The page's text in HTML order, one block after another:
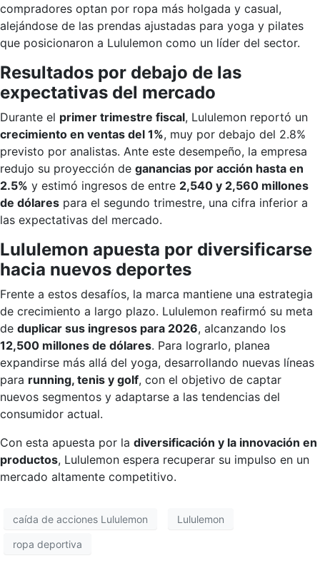
compradores optan por ropa más holgada y casual,
alejándose de las prendas ajustadas para yoga y pilates
que posicionaron a Lululemon como un líder del sector.
Resultados por debajo de las
expectativas del mercado
Durante el primer trimestre fiscal, Lululemon reportó un
crecimiento en ventas del 1%, muy por debajo del 2.8%
previsto por analistas. Ante este desempeño, la empresa
redujo su proyección de ganancias por acción hasta en
2.5% y estimó ingresos de entre 2,540 y 2,560 millones
de dólares para el segundo trimestre, una cifra inferior a
las expectativas del mercado.
Lululemon apuesta por diversificarse
hacia nuevos deportes
Frente a estos desafíos, la marca mantiene una estrategia
de crecimiento a largo plazo. Lululemon reafirmó su meta
de duplicar sus ingresos para 2026, alcanzando los
12,500 millones de dólares. Para lograrlo, planea
expandirse más allá del yoga, desarrollando nuevas líneas
para running, tenis y golf, con el objetivo de captar
nuevos segmentos y adaptarse a las tendencias del
consumidor actual.
Con esta apuesta por la diversificación y la innovación en
productos, Lululemon espera recuperar su impulso en un
mercado altamente competitivo.
caída de acciones Lululemon Lululemon
ropa deportiva